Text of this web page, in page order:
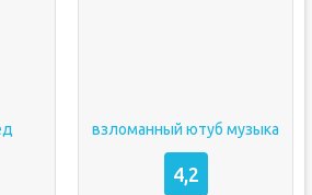
взломанный ютуб музыка
4,2